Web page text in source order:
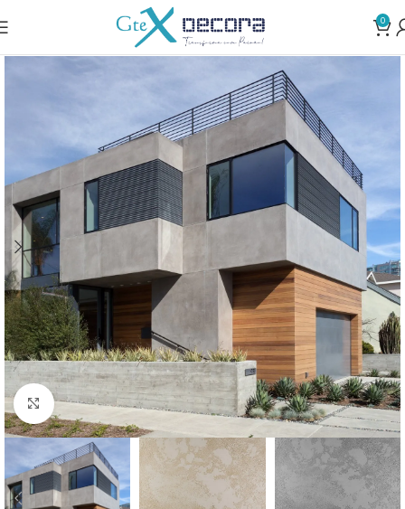
0
Clique para ampliar